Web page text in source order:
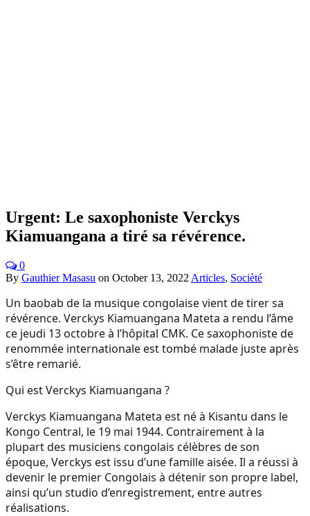
Urgent: Le saxophoniste Verckys
Kiamuangana a tiré sa révérence.
0
By Gauthier Masasu on October 13, 2022 Articles, Socièté
Un baobab de la musique congolaise vient de tirer sa
révérence. Verckys Kiamuangana Mateta a rendu l’âme
ce jeudi 13 octobre à l’hôpital CMK. Ce saxophoniste de
renommée internationale est tombé malade juste après
s’être remarié.
Qui est Verckys Kiamuangana ?
Verckys Kiamuangana Mateta est né à Kisantu dans le
Kongo Central, le 19 mai 1944. Contrairement à la
plupart des musiciens congolais célèbres de son
époque, Verckys est issu d’une famille aisée. Il a réussi à
devenir le premier Congolais à détenir son propre label,
ainsi qu’un studio d’enregistrement, entre autres
réalisations.